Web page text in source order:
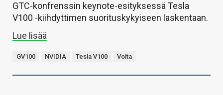
GTC-konfrenssin keynote-esityksessä Tesla
V100 -kiihdyttimen suorituskykyiseen laskentaan.
Lue lisää
GV100 NVIDIA Tesla V100 Volta